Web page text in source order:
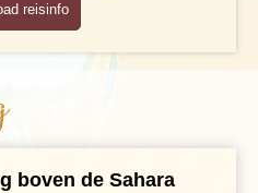
reisinfo
boven de Sahara